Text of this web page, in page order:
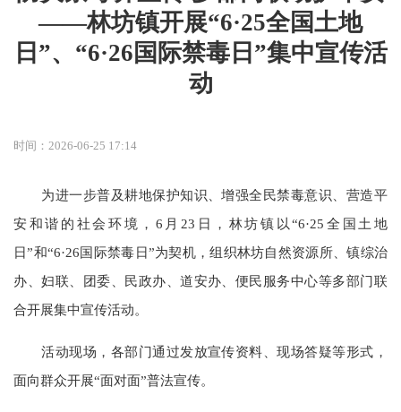
——林坊镇开展“6·25全国土地
日”、“6·26国际禁毒日”集中宣传活
动
时间：2026-06-25 17:14
为进一步普及耕地保护知识、增强全民禁毒意识、营造平
安和谐的社会环境，6月23日，林坊镇以“6·25全国土地
日”和“6·26国际禁毒日”为契机，组织林坊自然资源所、镇综治
办、妇联、团委、民政办、道安办、便民服务中心等多部门联
合开展集中宣传活动。
活动现场，各部门通过发放宣传资料、现场答疑等形式，
面向群众开展“面对面”普法宣传。